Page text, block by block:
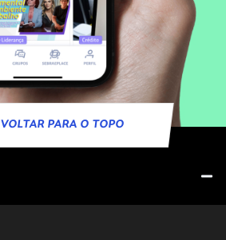
VOLTAR PARA O TOPO